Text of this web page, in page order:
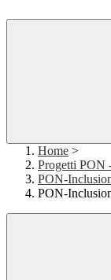
Home >
Progetti PON
PON-
PON-